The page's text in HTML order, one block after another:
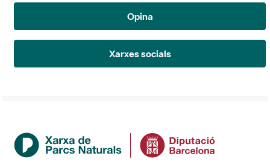
Opina
Xarxes socials